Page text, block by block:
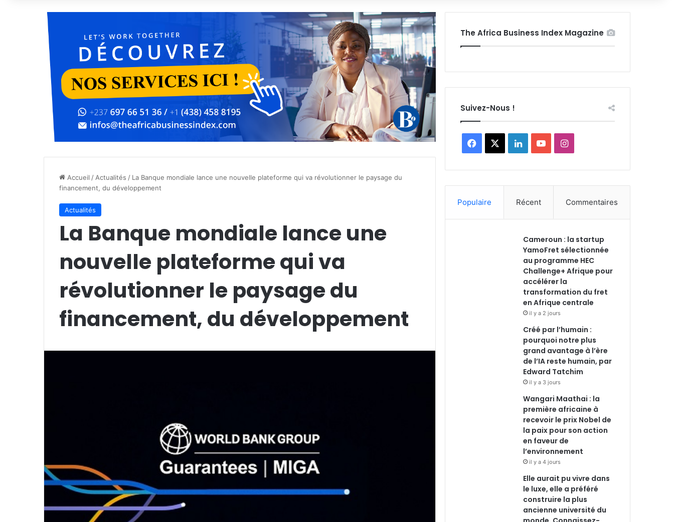
Accueil /Actualités / La Banque mondiale lance une nouvelle plateforme qui va révolutionner le paysage du
financement, du développement
Actualités
La Banque mondiale lance une
nouvelle plateforme qui va
révolutionner le paysage du
financement, du développement
The Africa Business Index Magazine
Suivez-Nous !
Facebook LinkedinYouTubeInstagram
Populaire Récent Commentaires
Cameroun : la startup
YamoFret sélectionnée
au programme HEC
Challenge+ Afrique pour
accélérer la
transformation du fret
en Afrique centrale
il y a 2 jours
Créé par l’humain :
pourquoi notre plus
grand avantage à l’ère
de l’IA reste humain, par
Edward Tatchim
il y a 3 jours
Wangari Maathai : la
première africaine à
recevoir le prix Nobel de
la paix pour son action
en faveur de
l’environnement
il y a 4 jours
Elle aurait pu vivre dans
le luxe, elle a préféré
construire la plus
ancienne université du